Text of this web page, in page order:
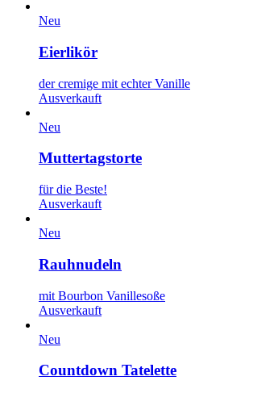
Neu
Eierlikör
der cremige mit echter Vanille
Ausverkauft
Neu
Muttertagstorte
für die Beste!
Ausverkauft
Neu
Rauhnudeln
mit Bourbon Vanillesoße
Ausverkauft
Neu
Countdown Tatelette